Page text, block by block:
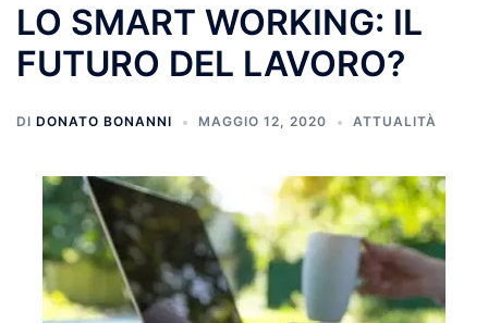
LO SMART WORKING: IL
FUTURO DEL LAVORO?
DI DONATO BONANNI MAGGIO 12, 2020 ATTUALITÀ